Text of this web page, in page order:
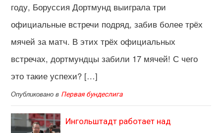
году, Боруссия Дортмунд выиграла три
официальные встречи подряд, забив более трёх
мячей за матч. В этих трёх официальных
встречах, дортмундцы забили 17 мячей! С чего
это такие успехи? […]
Опубликовано в Первая бундеслига
Ингольштадт работает над